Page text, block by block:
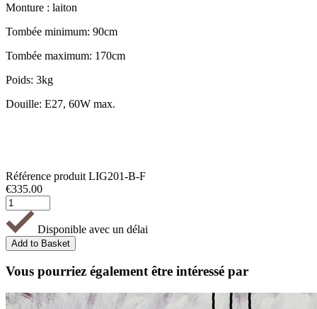
Monture : laiton
Tombée minimum: 90cm
Tombée maximum: 170cm
Poids: 3kg
Douille: E27, 60W max.
Référence produit LIG201-B-F
€335.00
Disponible avec un délai
Vous pourriez également être intéressé par